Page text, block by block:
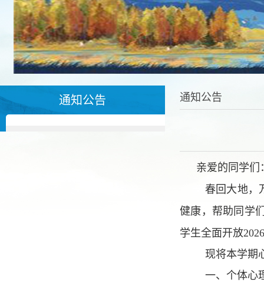
通知公告 通知公告
亲爱的同学们
春回大地，
健康，帮助同学
学生全面开放
现将本学期
一、个体心